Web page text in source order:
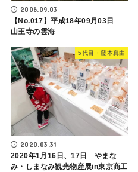
2006.09.03
【No.017】平成18年09月03日
山王寺の雲海
5代目・藤本真由
2020.03.31
2020年1月16日、17日 やまな
み・しまなみ観光物産展in東京商工